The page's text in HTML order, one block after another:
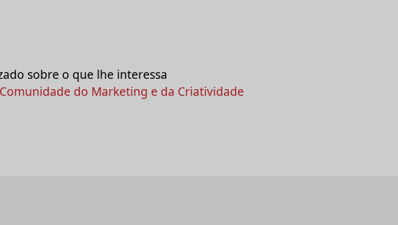
sobre o que lhe interessa
do Marketing e da Criatividade